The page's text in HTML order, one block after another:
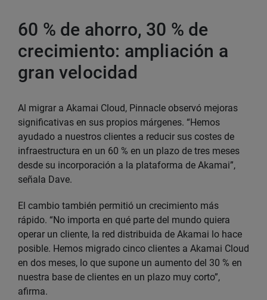
60 % de ahorro, 30 % de
crecimiento: ampliación a
gran velocidad
Al migrar a Akamai Cloud, Pinnacle observó mejoras
significativas en sus propios márgenes. “Hemos
ayudado a nuestros clientes a reducir sus costes de
infraestructura en un 60 % en un plazo de tres meses
desde su incorporación a la plataforma de Akamai”,
señala Dave.
El cambio también permitió un crecimiento más
rápido. “No importa en qué parte del mundo quiera
operar un cliente, la red distribuida de Akamai lo hace
posible. Hemos migrado cinco clientes a Akamai Cloud
en dos meses, lo que supone un aumento del 30 % en
nuestra base de clientes en un plazo muy corto”,
afirma.